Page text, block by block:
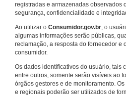
registradas e armazenadas observados
segurança, confidencialidade e
Ao utilizar o Consumidor.gov.br , o
algumas informações serão públicas,
reclamação, a resposta do fornecedor e
consumidor.
Os dados identificativos do usuário, tais
entre outros, somente serão visíveis ao
órgãos gestores e de monitoramento.
e regionais poderão ser utilizados de